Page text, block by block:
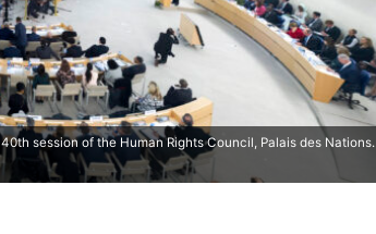
session of the Human Rights Council, Palais des Nations.